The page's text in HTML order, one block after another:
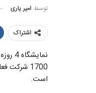
توسط امیر یاری
اشتراک
نمایشگاه 4 روزه
1700
است.